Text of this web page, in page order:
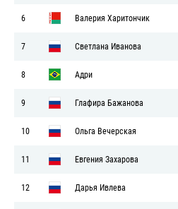
6 Валерия Харитончик
7 Светлана Иванова
8 Адри
9 Глафира Бажанова
10 Ольга Вечерская
11 Евгения Захарова
12 Дарья Ивлева